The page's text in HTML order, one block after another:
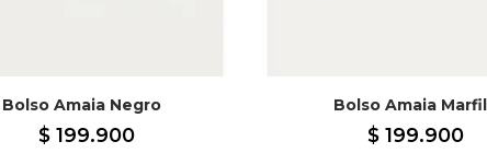
Bolso Amaia Negro
$ 199.900
Bolso Amaia Marfil
$ 199.900